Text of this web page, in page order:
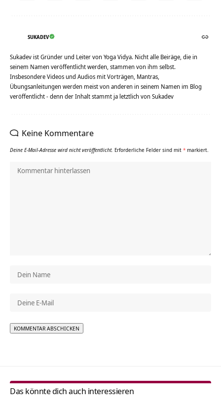
SUKADEV
Sukadev ist Gründer und Leiter von Yoga Vidya. Nicht alle Beiräge, die in
seinem Namen veröffentlicht werden, stammen von ihm selbst.
Insbesondere Videos und Audios mit Vorträgen, Mantras,
Übungsanleitungen werden meist von anderen in seinem Namen im Blog
veröffentlicht - denn der Inhalt stammt ja letztlich von Sukadev
Keine Kommentare
Deine E-Mail-Adresse wird nicht veröffentlicht. Erforderliche Felder sind mit * markiert.
Das könnte dich auch interessieren